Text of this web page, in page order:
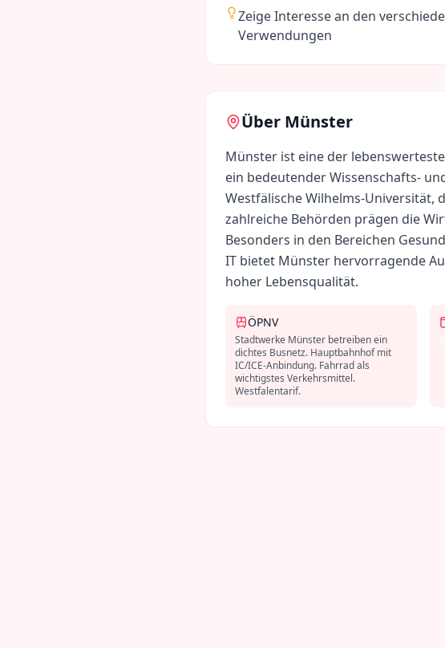
Zeige Interesse an den
Verwendungen
Über Münster
Münster ist eine der
ein bedeutender Wissenschafts-
Westfälische Wilhelms-Universität,
zahlreiche Behörden prägen die
Besonders in den Bereichen
IT bietet Münster hervorragende
hoher Lebensqualität.
ÖPNV
Stadtwerke Münster betreiben ein
dichtes Busnetz. Hauptbahnhof mit
IC/ICE-Anbindung. Fahrrad als
wichtigstes Verkehrsmittel.
Westfalentarif.